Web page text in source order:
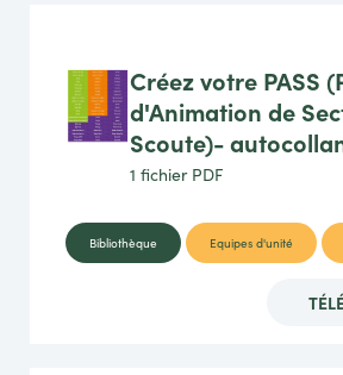
Créez votre PASS
d'Animation de
Scoute)-
1 fichier PDF
Bibliothèque Equipes d'unité